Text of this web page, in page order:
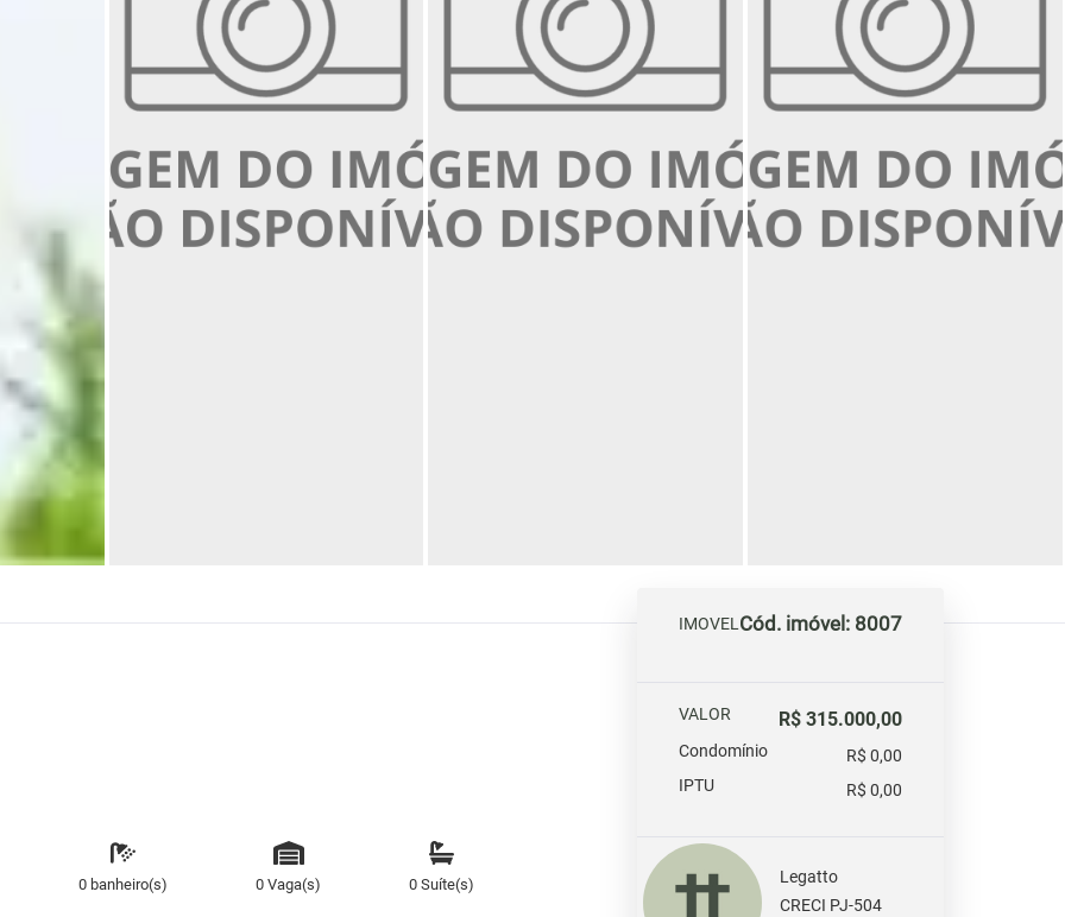
0 banheiro(s) 0 Vaga(s) 0 Suíte(s)
IMOVELCód. imóvel: 8007
VALOR R$ 315.000,00
Condomínio
R$ 0,00
IPTU
R$ 0,00
Legatto
CRECI PJ-504